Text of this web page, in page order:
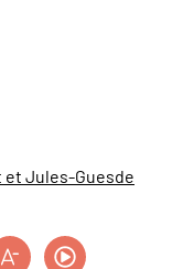
et Jules-Guesde